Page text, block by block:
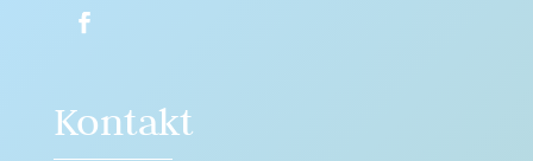
Kontakt